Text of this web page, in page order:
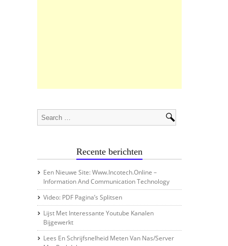
Recente berichten
Een Nieuwe Site: Www.incotech.online –
Information And Communication Technology
Video: PDF Pagina’s Splitsen
Lijst Met Interessante Youtube Kanalen
Bijgewerkt
Lees En Schrijfsnelheid Meten Van Nas/server